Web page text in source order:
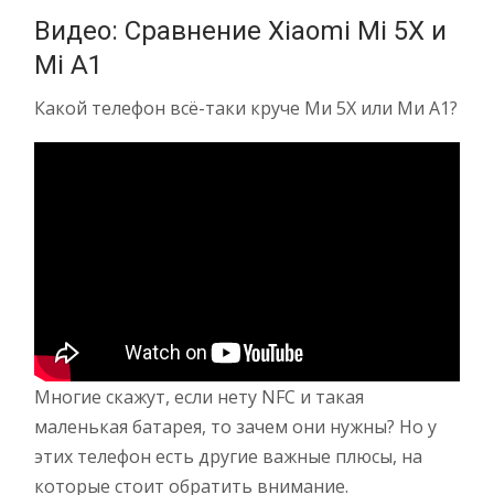
Видео: Сравнение Xiaomi Mi 5X и
Mi A1
Какой телефон всё-таки круче Ми 5Х или Ми А1?
Многие скажут, если нету NFC и такая
маленькая батарея, то зачем они нужны? Но у
этих телефон есть другие важные плюсы, на
которые стоит обратить внимание.